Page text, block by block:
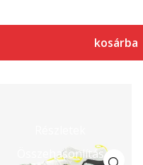
kosárba
Összehasonlítás